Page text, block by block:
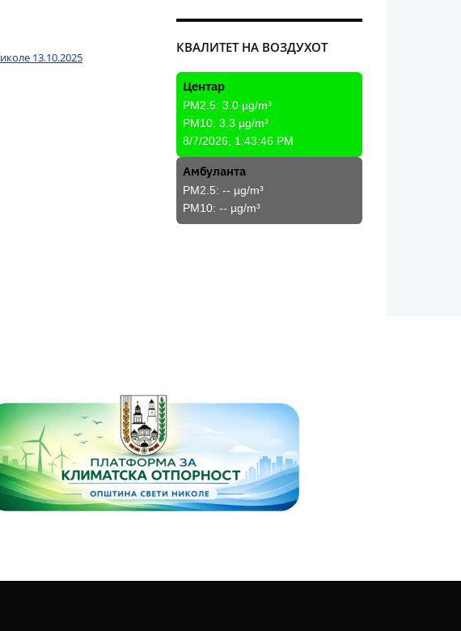
13.10.2025
КВАЛИТЕТ НА ВОЗДУХОТ
Центар
PM2.5: 3.0 µg/m³
PM10: 3.3 µg/m³
8/7/2026, 1:43:46 PM
Амбуланта
PM2.5: -- µg/m³
PM10: -- µg/m³